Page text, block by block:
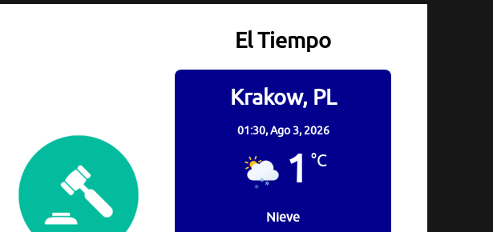
El Tiempo
Krakow, PL
01:30,Ago 3, 2026
1 °C
Nieve